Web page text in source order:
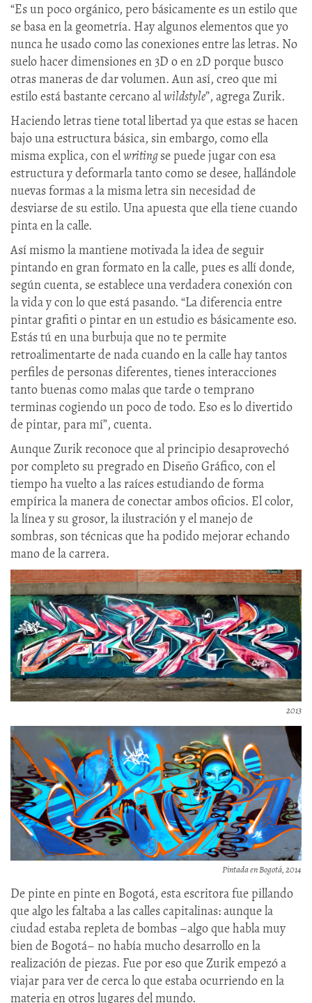
“Es un poco orgánico, pero básicamente es un estilo que
se basa en la geometría. Hay algunos elementos que yo
nunca he usado como las conexiones entre las letras. No
suelo hacer dimensiones en 3D o en 2D porque busco
otras maneras de dar volumen. Aun así, creo que mi
estilo está bastante cercano alwildstyle”, agrega Zurik.
Haciendo letras tiene total libertad ya que estas se hacen
bajo una estructura básica, sin embargo, como ella
misma explica, con elwritingse puede jugar con esa
estructura y deformarla tanto como se desee, hallándole
nuevas formas a la misma letra sin necesidad de
desviarse de su estilo. Una apuesta que ella tiene cuando
pinta en la calle.
Así mismo la mantiene motivada la idea de seguir
pintando en gran formato en la calle, pues es allí donde,
según cuenta, se establece una verdadera conexión con
la vida y con lo que está pasando. “La diferencia entre
pintar grafiti o pintar en un estudio es básicamente eso.
Estás tú en una burbuja que no te permite
retroalimentarte de nada cuando en la calle hay tantos
perfiles de personas diferentes, tienes interacciones
tanto buenas como malas que tarde o temprano
terminas cogiendo un poco de todo. Eso es lo divertido
de pintar, para mí”, cuenta.
Aunque Zurik reconoce que al principio desaprovechó
por completo su pregrado en Diseño Gráfico, con el
tiempo ha vuelto a las raíces estudiando de forma
empírica la manera de conectar ambos oficios. El color,
la línea y su grosor, la ilustración y el manejo de
sombras, son técnicas que ha podido mejorar echando
mano de la carrera.
2013
Pintada en Bogotá, 2014
De pinte en pinte en Bogotá, esta escritora fue pillando
que algo les faltaba a las calles capitalinas: aunque la
ciudad estaba repleta de bombas –algo que habla muy
bien de Bogotá– no había mucho desarrollo en la
realización de piezas. Fue por eso que Zurik empezó a
viajar para ver de cerca lo que estaba ocurriendo en la
materia en otros lugares del mundo.